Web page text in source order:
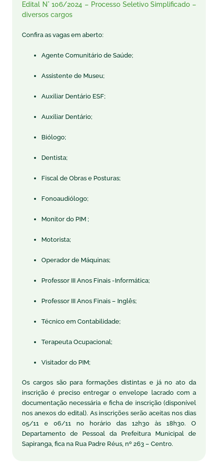
Edital N° 106/2024 – Processo Seletivo Simplificado –
diversos cargos
Confira as vagas em aberto:
Agente Comunitário de Saúde;
Assistente de Museu;
Auxiliar Dentário ESF;
Auxiliar Dentário;
Biólogo;
Dentista;
Fiscal de Obras e Posturas;
Fonoaudiólogo;
Monitor do PIM ;
Motorista;
Operador de Máquinas;
Professor III Anos Finais -Informática;
Professor III Anos Finais – Inglês;
Técnico em Contabilidade;
Terapeuta Ocupacional;
Visitador do PIM;
Os cargos são para formações distintas e já no ato da
inscrição é preciso entregar o envelope lacrado com a
documentação necessária e ficha de inscrição (disponível
nos anexos do edital). As inscrições serão aceitas nos dias
05/11 e 06/11 no horário das 12h30 às 18h30. O
Departamento de Pessoal da Prefeitura Municipal de
Sapiranga, fica na Rua Padre Réus, nº 263 – Centro.